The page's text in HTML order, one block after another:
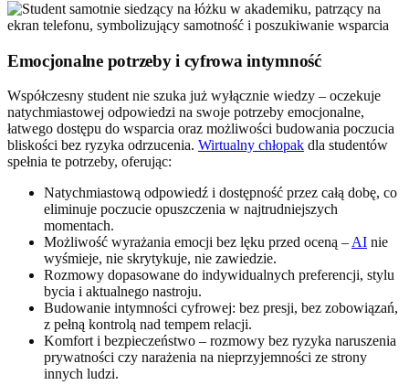
Emocjonalne potrzeby i cyfrowa intymność
Współczesny student nie szuka już wyłącznie wiedzy – oczekuje
natychmiastowej odpowiedzi na swoje potrzeby emocjonalne,
łatwego dostępu do wsparcia oraz możliwości budowania poczucia
bliskości bez ryzyka odrzucenia. Wirtualny chłopak dla studentów
spełnia te potrzeby, oferując:
Natychmiastową odpowiedź i dostępność przez całą dobę, co
eliminuje poczucie opuszczenia w najtrudniejszych
momentach.
Możliwość wyrażania emocji bez lęku przed oceną – AI nie
wyśmieje, nie skrytykuje, nie zawiedzie.
Rozmowy dopasowane do indywidualnych preferencji, stylu
bycia i aktualnego nastroju.
Budowanie intymności cyfrowej: bez presji, bez zobowiązań,
z pełną kontrolą nad tempem relacji.
Komfort i bezpieczeństwo – rozmowy bez ryzyka naruszenia
prywatności czy narażenia na nieprzyjemności ze strony
innych ludzi.